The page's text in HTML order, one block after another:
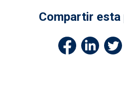
Compartir esta